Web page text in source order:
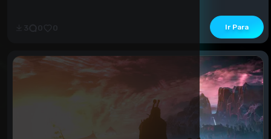
Ir Para